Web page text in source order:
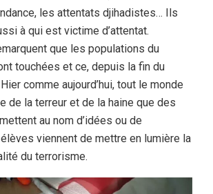
les attentats djihadistes… Ils
à qui est victime d’attentat.
que les populations du
touchées et ce, depuis la fin du
comme aujourd’hui, tout le monde
de la terreur et de la haine que des
au nom d’idées ou de
viennent de mettre en lumière la
du terrorisme.